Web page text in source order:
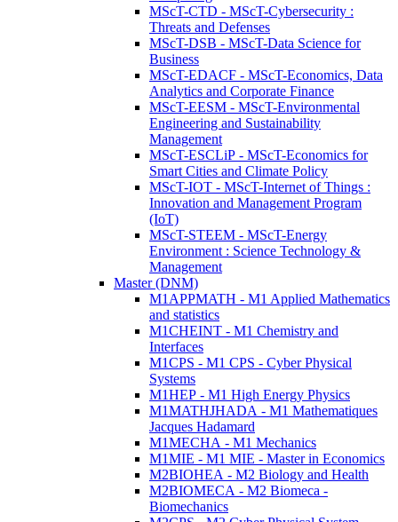
MScT-CTD - MScT-Cybersecurity :
Threats and Defenses
MScT-DSB - MScT-Data Science for
Business
MScT-EDACF - MScT-Economics, Data
Analytics and Corporate Finance
MScT-EESM - MScT-Environmental
Engineering and Sustainability
Management
MScT-ESCLiP - MScT-Economics for
Smart Cities and Climate Policy
MScT-IOT - MScT-Internet of Things :
Innovation and Management Program
(IoT)
MScT-STEEM - MScT-Energy
Environment : Science Technology &
Management
Master (DNM)
M1APPMATH - M1 Applied Mathematics
and statistics
M1CHEINT - M1 Chemistry and
Interfaces
M1CPS - M1 CPS - Cyber Physical
Systems
M1HEP - M1 High Energy Physics
M1MATHJHADA - M1 Mathematiques
Jacques Hadamard
M1MECHA - M1 Mechanics
M1MIE - M1 MIE - Master in Economics
M2BIOHEA - M2 Biology and Health
M2BIOMECA - M2 Biomeca -
Biomechanics